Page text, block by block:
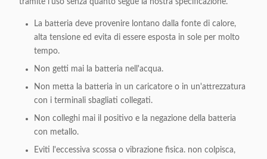
tramite l'uso senza quanto segue la nostra specificazione.
La batteria deve provenire lontano dalla fonte di calore,
alta tensione ed evita di essere esposta in sole per molto
tempo.
Non getti mai la batteria nell'acqua.
Non metta la batteria in un caricatore o in un'attrezzatura
con i terminali sbagliati collegati.
Non colleghi mai il positivo e la negazione della batteria
con metallo.
Eviti l'eccessiva scossa o vibrazione fisica. non colpisca,